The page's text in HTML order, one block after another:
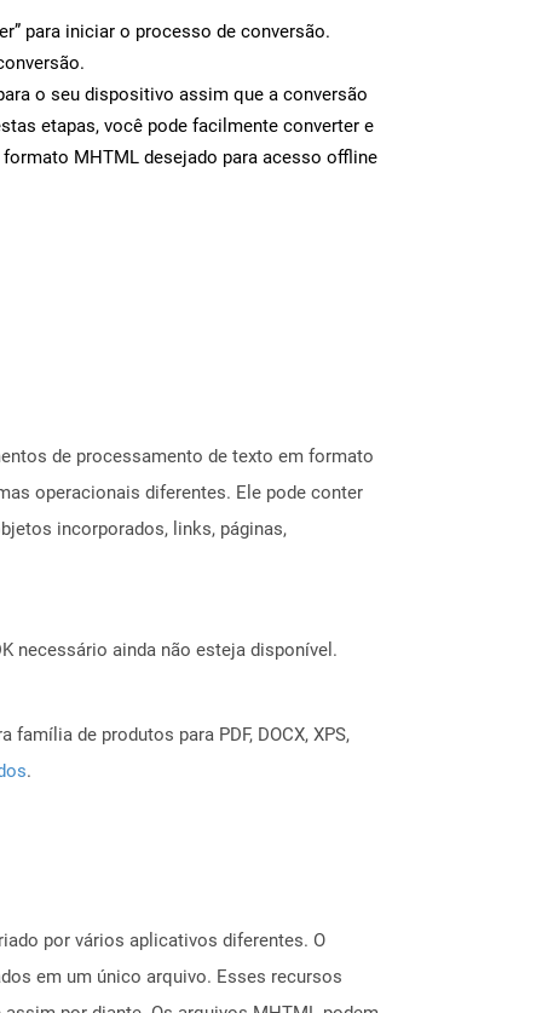
para iniciar o processo de conversão.
o seu dispositivo assim que a conversão
etapas, você pode facilmente converter e
formato MHTML desejado para acesso offline
de processamento de texto em formato
operacionais diferentes. Ele pode conter
incorporados, links, páginas,
necessário ainda não esteja disponível.
de produtos para PDF, DOCX, XPS,
.
por vários aplicativos diferentes. O
em um único arquivo. Esses recursos